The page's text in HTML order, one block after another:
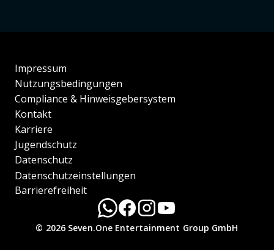
Impressum
Nutzungsbedingungen
Compliance & Hinweisgebersystem
Kontakt
Karriere
Jugendschutz
Datenschutz
Datenschutzeinstellungen
Barrierefreiheit
© 2026 Seven.One Entertainment Group GmbH